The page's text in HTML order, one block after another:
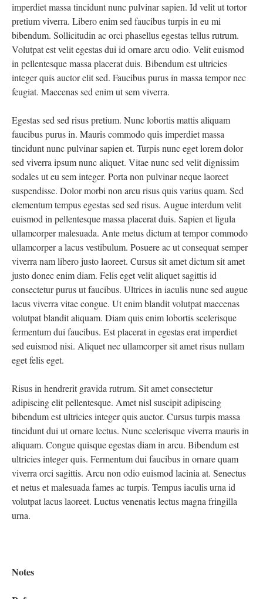
imperdiet massa tincidunt nunc pulvinar sapien. Id velit ut tortor
pretium viverra. Libero enim sed faucibus turpis in eu mi
bibendum. Sollicitudin ac orci phasellus egestas tellus rutrum.
Volutpat est velit egestas dui id ornare arcu odio. Velit euismod
in pellentesque massa placerat duis. Bibendum est ultricies
integer quis auctor elit sed. Faucibus purus in massa tempor nec
feugiat. Maecenas sed enim ut sem viverra.
Egestas sed sed risus pretium. Nunc lobortis mattis aliquam
faucibus purus in. Mauris commodo quis imperdiet massa
tincidunt nunc pulvinar sapien et. Turpis nunc eget lorem dolor
sed viverra ipsum nunc aliquet. Vitae nunc sed velit dignissim
sodales ut eu sem integer. Porta non pulvinar neque laoreet
suspendisse. Dolor morbi non arcu risus quis varius quam. Sed
elementum tempus egestas sed sed risus. Augue interdum velit
euismod in pellentesque massa placerat duis. Sapien et ligula
ullamcorper malesuada. Ante metus dictum at tempor commodo
ullamcorper a lacus vestibulum. Posuere ac ut consequat semper
viverra nam libero justo laoreet. Cursus sit amet dictum sit amet
justo donec enim diam. Felis eget velit aliquet sagittis id
consectetur purus ut faucibus. Ultrices in iaculis nunc sed augue
lacus viverra vitae congue. Ut enim blandit volutpat maecenas
volutpat blandit aliquam. Diam quis enim lobortis scelerisque
fermentum dui faucibus. Est placerat in egestas erat imperdiet
sed euismod nisi. Aliquet nec ullamcorper sit amet risus nullam
eget felis eget.
Risus in hendrerit gravida rutrum. Sit amet consectetur
adipiscing elit pellentesque. Amet nisl suscipit adipiscing
bibendum est ultricies integer quis auctor. Cursus turpis massa
tincidunt dui ut ornare lectus. Nunc scelerisque viverra mauris in
aliquam. Congue quisque egestas diam in arcu. Bibendum est
ultricies integer quis. Fermentum dui faucibus in ornare quam
viverra orci sagittis. Arcu non odio euismod lacinia at. Senectus
et netus et malesuada fames ac turpis. Tempus iaculis urna id
volutpat lacus laoreet. Luctus venenatis lectus magna fringilla
urna.
Notes